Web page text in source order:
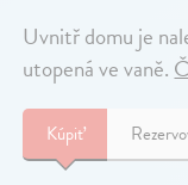
Uvnitř domu je
utopená ve vaně.
Kúpiť